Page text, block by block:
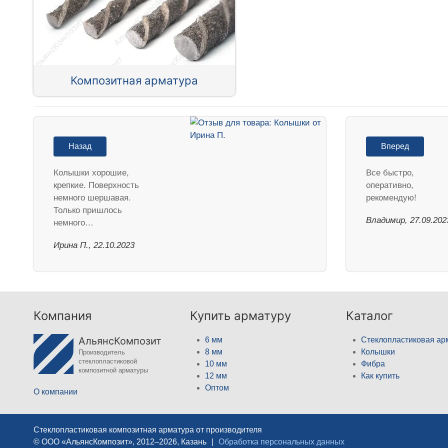
Композитная арматура
Назад
Колышки хорошие,
крепкие. Поверхность
немного шершавая.
Только пришлось
немного…
Ирина П., 22.10.2023
Вперед
Все быстро,
оперативно,
рекомендую!
Владимир,
Компания
АльянсКомпозит
Производитель
стеклопластиковой
композитной арматуры
О компании
Купить арматуру
6 мм
8 мм
10 мм
12 мм
Оптом
Каталог
Стеклопластиковая
Колышки
Фибра
Как купить
Стеклопластиковая композитная арматура от производителя
© ООО «АльянсКомпозит», 2012–2026, Казань
Обработка персональных данных